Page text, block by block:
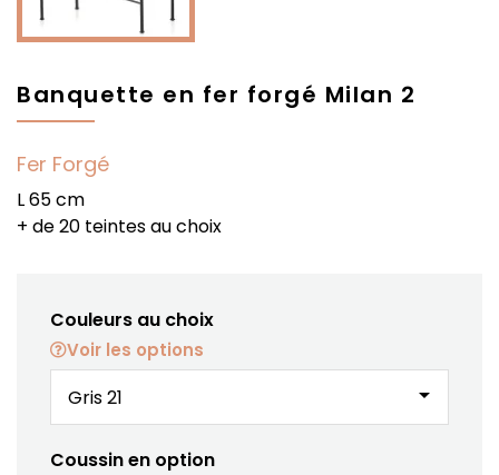
Banquette en fer forgé Milan 2
Fer Forgé
L 65 cm
+ de 20 teintes au choix
Couleurs au choix
Voir les options
arrow_drop_down
Coussin en option